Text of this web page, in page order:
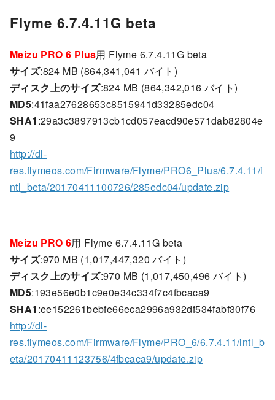
Flyme 6.7.4.11G beta
Meizu PRO 6 Plus用 Flyme 6.7.4.11G beta
サイズ:824 MB (864,341,041 バイト)
ディスク上のサイズ:824 MB (864,342,016 バイト)
MD5:41faa27628653c8515941d33285edc04
SHA1 :29a3c3897913cb1cd057eacd90e571dab82804e
9
http://dl-
res.flymeos.com/Firmware/Flyme/PRO6_Plus/6.7.4.11/i
ntl_beta/20170411100726/285edc04/update.zip
Meizu PRO 6用 Flyme 6.7.4.11G beta
サイズ:970 MB (1,017,447,320 バイト)
ディスク上のサイズ:970 MB (1,017,450,496 バイト)
MD5:193e56e0b1c9e0e34c334f7c4fbcaca9
SHA1 :ee152261bebfe66eca2996a932df534fabf30f76
http://dl-
res.flymeos.com/Firmware/Flyme/PRO_6/6.7.4.11/intl_b
eta/20170411123756/4fbcaca9/update.zip